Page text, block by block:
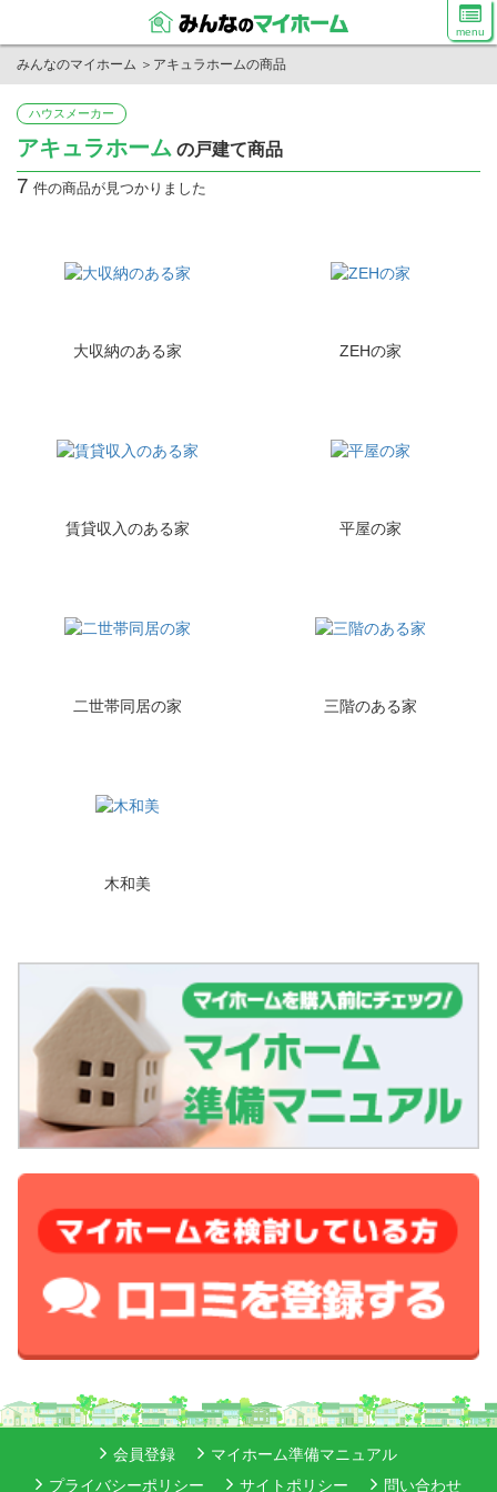
menu
みんなのマイホーム ＞ アキュラホームの商品
ハウスメーカー
アキュラホーム の戸建て商品
7 件の商品が見つかりました
大収納のある家 ZEHの家
賃貸収入のある家 平屋の家
二世帯同居の家 三階のある家
木和美
会員登録
マイホーム準備マニュアル
プライバシーポリシー
サイトポリシー 問い合わせ